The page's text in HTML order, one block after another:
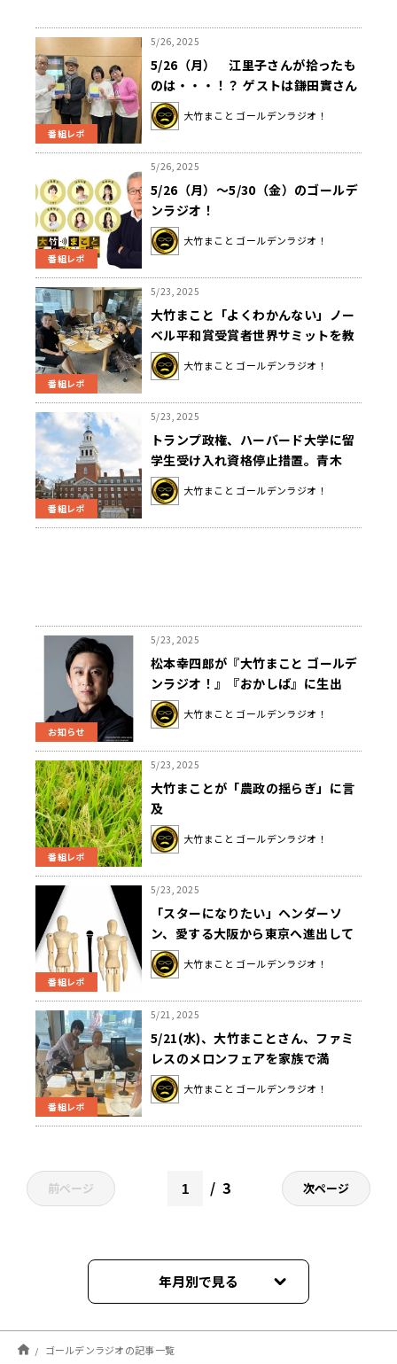
番組レポ
5/26, 2025
5/26（月） 江里子さんが拾ったも
のは・・・！？ ゲストは鎌田實さん
でした。
大竹まこと ゴールデンラジオ！
番組レポ
5/26, 2025
5/26（月）～5/30（金）のゴールデ
ンラジオ！
大竹まこと ゴールデンラジオ！
番組レポ
5/23, 2025
大竹まこと「よくわかんない」ノー
ベル平和賞受賞者世界サミットを教
えてもらう
大竹まこと ゴールデンラジオ！
番組レポ
5/23, 2025
トランプ政権、ハーバード大学に留
学生受け入れ資格停止措置。青木
「学問の自治も大学の独立も何もな
い」
大竹まこと ゴールデンラジオ！
お知らせ
5/23, 2025
松本幸四郎が『大竹まこと ゴールデ
ンラジオ！』『おかしば』に生出
演！ 「鬼平犯科帳」への思いを語る
大竹まこと ゴールデンラジオ！
番組レポ
5/23, 2025
大竹まことが「農政の揺らぎ」に言
及
大竹まこと ゴールデンラジオ！
番組レポ
5/23, 2025
「スターになりたい」ヘンダーソ
ン、愛する大阪から東京へ進出して
きた理由を語る
大竹まこと ゴールデンラジオ！
番組レポ
5/21, 2025
5/21(水)、大竹まことさん、ファミ
レスのメロンフェアを家族で満
喫！？近いうちに配膳ロボは片付け
もできるようになる！？
大竹まこと ゴールデンラジオ！
前ページ 3 次ページ
年月別で見る
2026年08月
ゴールデンラジオの記事一覧